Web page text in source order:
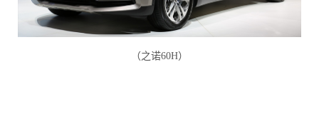
（之诺60H）